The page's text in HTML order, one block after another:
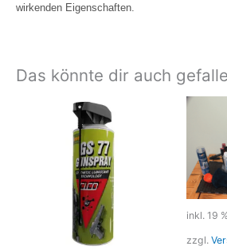
wirkenden Eigenschaften.
Das könnte dir auch
inkl. 19
zzgl.